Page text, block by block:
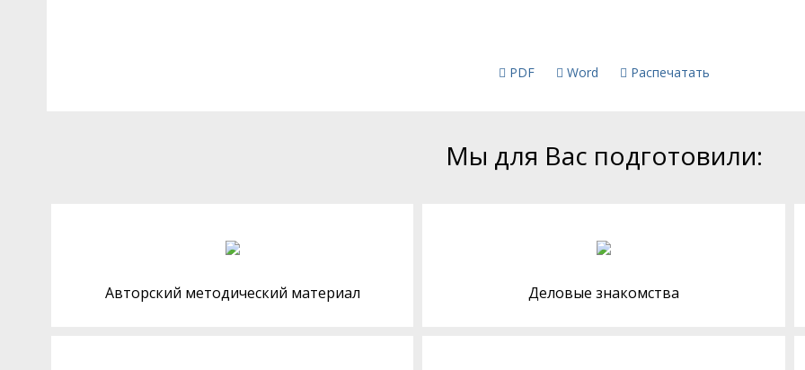
PDF Word Распечатать
Мы для Вас подготовили:
Авторский методический материал Деловые знакомства